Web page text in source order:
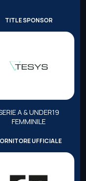
TITLE SPONSOR
A & UNDER19
FEMMINILE
UFFICIALE